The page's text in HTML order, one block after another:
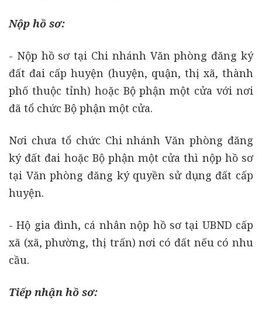
Nộp hồ sơ:
- Nộp hồ sơ tại Chi nhánh Văn phòng đăng ký
đất đai cấp huyện (huyện, quận, thị xã, thành
phố thuộc tỉnh) hoặc Bộ phận một cửa với nơi
đã tổ chức Bộ phận một cửa.
Nơi chưa tổ chức Chi nhánh Văn phòng đăng
ký đất đai hoặc Bộ phận một cửa thì nộp hồ sơ
tại Văn phòng đăng ký quyền sử dụng đất cấp
huyện.
- Hộ gia đình, cá nhân nộp hồ sơ tại UBND cấp
xã (xã, phường, thị trấn) nơi có đất nếu có nhu
cầu.
Tiếp nhận hồ sơ: